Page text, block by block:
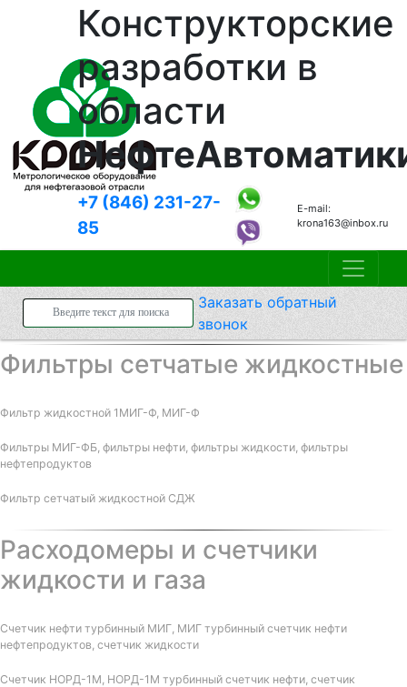
Конструкторские
разработки в
области
+7 (846) 231-27-
85
E-mail:
krona163@inbox.ru
Заказатьобратный
звонок
Фильтры сетчатые жидкостные
Фильтр жидкостной 1МИГ-Ф, МИГ-Ф
Фильтры МИГ-ФБ, фильтры нефти, фильтры жидкости, фильтры
нефтепродуктов
Фильтр сетчатый жидкостной СДЖ
Расходомеры и счетчики
жидкости и газа
Счетчик нефти турбинный МИГ, МИГ турбинный счетчик нефти
нефтепродуктов, счетчик жидкости
Счетчик НОРД-1М, НОРД-1М турбинный счетчик нефти, счетчик